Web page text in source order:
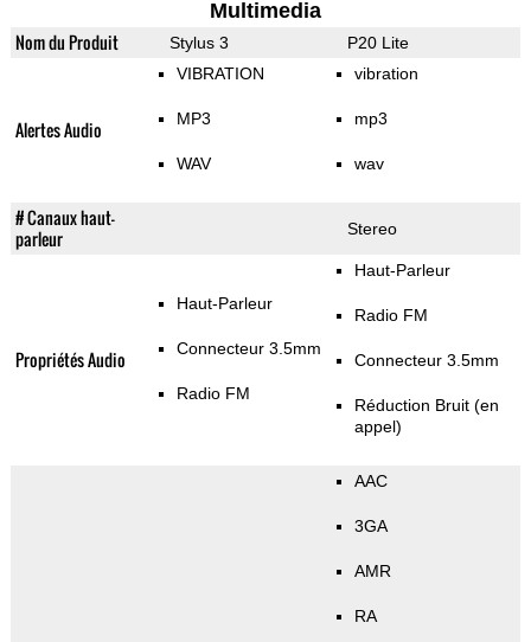
Multimedia
Nom du Produit Stylus 3 P20 Lite
Alertes Audio
VIBRATION
MP3
WAV
vibration
mp3
wav
# Canaux haut-
parleur
Stereo
Propriétés Audio
Haut-Parleur
Connecteur 3.5mm
Radio FM
Haut-Parleur
Radio FM
Connecteur 3.5mm
Réduction Bruit (en
appel)
AAC
3GA
AMR
RA